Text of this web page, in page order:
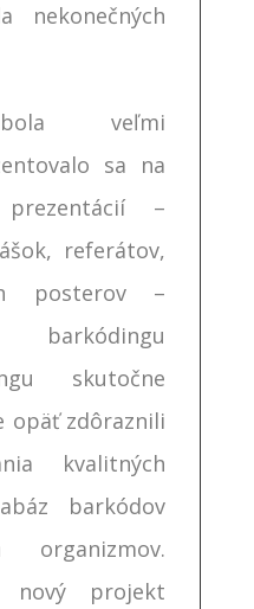
nekonečných
bola veľmi
sa na
–
referátov,
posterov –
skutočne
opäť zdôraznili
kvalitných
barkódov
organizmov.
nový projekt